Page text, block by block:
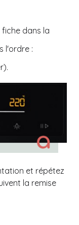
dans la
l'ordre :
et répétez
la remise